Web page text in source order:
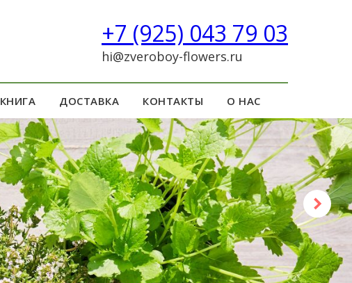
+7 (925) 043 79 03
hi@zveroboy-flowers.ru
КНИГА ДОСТАВКА КОНТАКТЫ О НАС